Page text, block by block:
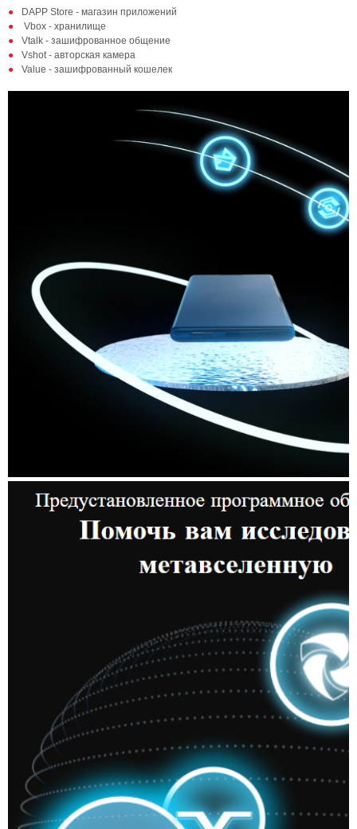
DAPP Store - магазин приложений
Vbox - хранилище
Vtalk - зашифрованное общение
Vshot - авторская камера
Value - зашифрованный кошелек